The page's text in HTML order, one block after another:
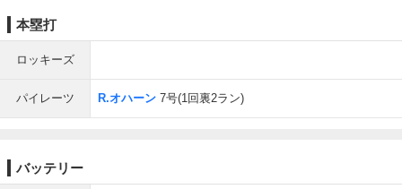
本塁打
ロッキーズ
パイレーツ R.オハーン 7号(1回裏2ラン)
バッテリー